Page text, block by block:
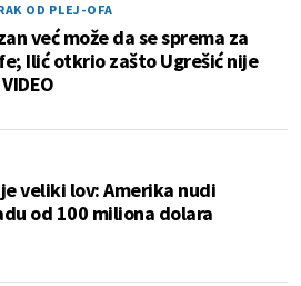
OD PLEJ-OFA
već može da se sprema za
Ilić otkrio zašto Ugrešić nije
veliki lov: Amerika nudi
od 100 miliona dolara